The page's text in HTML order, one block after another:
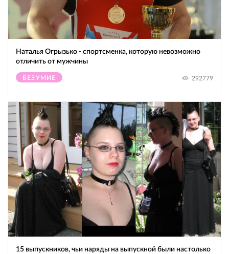
Наталья Огрызько - спортсменка, которую невозможно
отличить от мужчины
БЕЗУМИЕ 292779
15 выпускников, чьи наряды на выпускной были настолько